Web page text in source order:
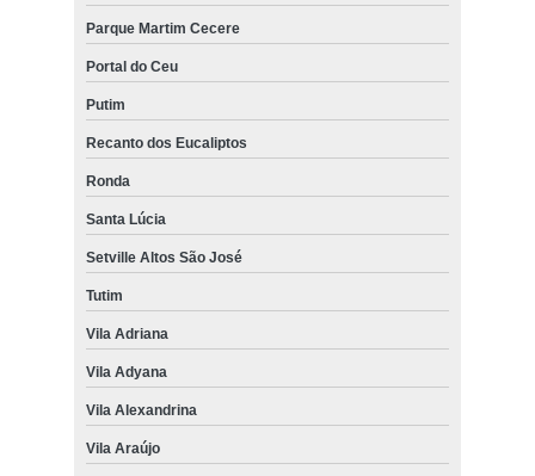
Parque Martim Cecere
Portal do Ceu
Putim
Recanto dos Eucaliptos
Ronda
Santa Lúcia
Setville Altos São José
Tutim
Vila Adriana
Vila Adyana
Vila Alexandrina
Vila Araújo